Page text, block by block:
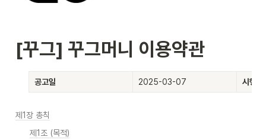
[꾸그] 꾸그머니 이용약관
공고일 2025-03-07 시행일
제1장 총칙
제1조 (목적)